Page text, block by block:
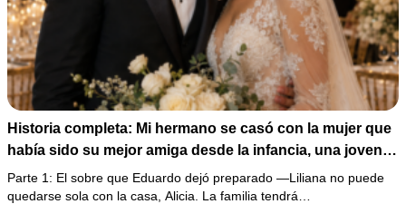
Historia completa: Mi hermano se casó con la mujer que
había sido su mejor amiga desde la infancia, una joven
ciega a la que protegió durante toda su vida. Tras su
fallecimiento, ella me entregó un sobre y me confesó la
Parte 1: El sobre que Eduardo dejó preparado —Liliana no puede
quedarse sola con la casa, Alicia. La familia tendrá…